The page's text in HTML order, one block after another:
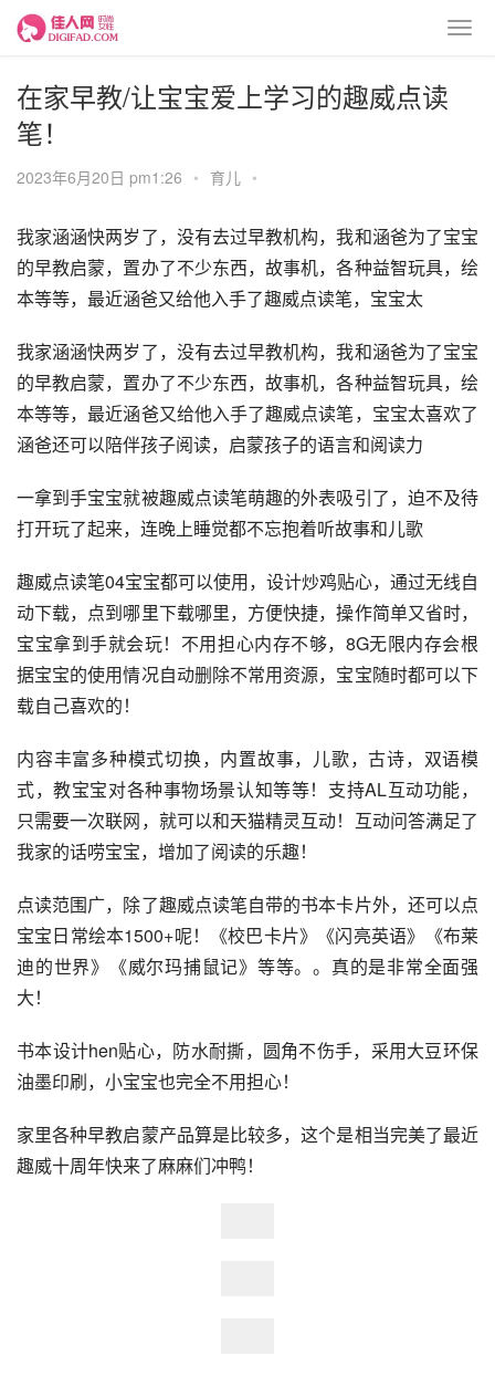
在家早教/让宝宝爱上学习的趣威点读
笔！
2023年6月20日 pm1:26 • 育儿 •
我家涵涵快两岁了，没有去过早教机构，我和涵爸为了宝宝
的早教启蒙，置办了不少东西，故事机，各种益智玩具，绘
本等等，最近涵爸又给他入手了趣威点读笔，宝宝太
我家涵涵快两岁了，没有去过早教机构，我和涵爸为了宝宝
的早教启蒙，置办了不少东西，故事机，各种益智玩具，绘
本等等，最近涵爸又给他入手了趣威点读笔，宝宝太喜欢了
涵爸还可以陪伴孩子阅读，启蒙孩子的语言和阅读力
一拿到手宝宝就被趣威点读笔萌趣的外表吸引了，迫不及待
打开玩了起来，连晚上睡觉都不忘抱着听故事和儿歌
趣威点读笔04宝宝都可以使用，设计炒鸡贴心，通过无线自
动下载，点到哪里下载哪里，方便快捷，操作简单又省时，
宝宝拿到手就会玩！不用担心内存不够，8G无限内存会根
据宝宝的使用情况自动删除不常用资源，宝宝随时都可以下
载自己喜欢的！
内容丰富多种模式切换，内置故事，儿歌，古诗，双语模
式，教宝宝对各种事物场景认知等等！支持AL互动功能，
只需要一次联网，就可以和天猫精灵互动！互动问答满足了
我家的话唠宝宝，增加了阅读的乐趣！
点读范围广，除了趣威点读笔自带的书本卡片外，还可以点
宝宝日常绘本1500+呢！《校巴卡片》《闪亮英语》《布莱
迪的世界》《威尔玛捕鼠记》等等。。真的是非常全面强
大！
书本设计hen贴心，防水耐撕，圆角不伤手，采用大豆环保
油墨印刷，小宝宝也完全不用担心！
家里各种早教启蒙产品算是比较多，这个是相当完美了最近
趣威十周年快来了麻麻们冲鸭！